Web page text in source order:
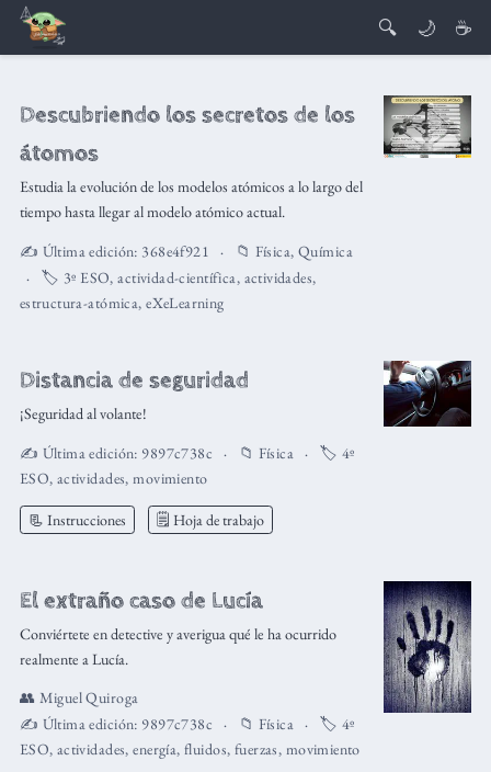
🔍 🌙 ☕
Descubriendo los secretos de los
átomos
Estudia la evolución de los modelos atómicos a lo largo del
tiempo hasta llegar al modelo atómico actual.
✍️ Última edición: 368e4f921 📁 Física,Química
🏷️ 3º ESO,actividad-científica, actividades,
estructura-atómica,eXeLearning
Distancia de seguridad
¡Seguridad al volante!
✍️ Última edición: 9897c738c 📁 Física 🏷️ 4º
ESO, actividades, movimiento
📃 Instrucciones 🗒️ Hoja de trabajo
El extraño caso de Lucía
Conviértete en detective y averigua qué le ha ocurrido
realmente a Lucía.
👥 Miguel Quiroga
✍️ Última edición: 9897c738c 📁 Física 🏷️ 4º
ESO, actividades,energía,fluidos, fuerzas, movimiento